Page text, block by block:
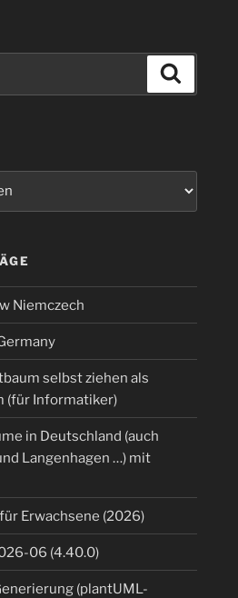
Niemczech
selbst ziehen als
(für Informatiker)
in Deutschland (auch
Langenhagen …) mit
Erwachsene (2026)
06 (4.40.0)
(plantUML-